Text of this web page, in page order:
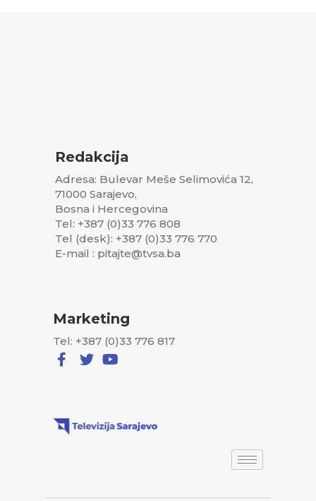
Redakcija
Adresa: Bulevar Meše Selimovića 12,
71000 Sarajevo,
Bosna i Hercegovina
Tel: +387 (0)33 776 808
Tel (desk): +387 (0)33 776 770
E-mail : pitajte@tvsa.ba
Marketing
Tel: +387 (0)33 776 817